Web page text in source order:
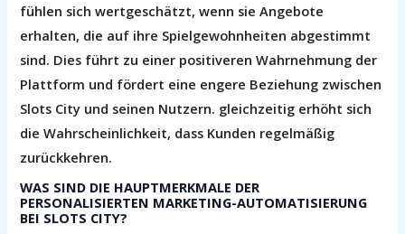
fühlen sich wertgeschätzt, wenn sie Angebote
erhalten, die auf ihre Spielgewohnheiten abgestimmt
sind. Dies führt zu einer positiveren Wahrnehmung der
Plattform und fördert eine engere Beziehung zwischen
Slots City und seinen Nutzern. gleichzeitig erhöht sich
die Wahrscheinlichkeit, dass Kunden regelmäßig
zurückkehren.
WAS SIND DIE HAUPTMERKMALE DER
PERSONALISIERTEN MARKETING-AUTOMATISIERUNG
BEI SLOTS CITY?